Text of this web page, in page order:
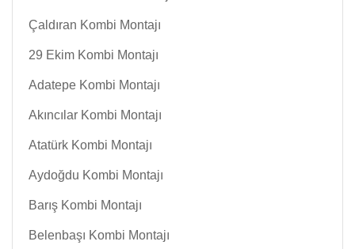
Çaldıran Kombi Montajı
29 Ekim Kombi Montajı
Adatepe Kombi Montajı
Akıncılar Kombi Montajı
Atatürk Kombi Montajı
Aydoğdu Kombi Montajı
Barış Kombi Montajı
Belenbaşı Kombi Montajı